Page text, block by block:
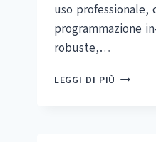
uso professionale,
programmazione
robuste,…
LEGGI DI PIÙ FLASHER